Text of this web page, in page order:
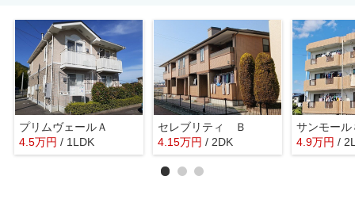
プリムヴェールＡ
4.5万円 / 1LDK
セレブリティ Ｂ
4.15万円 / 2DK
サンモール
4.9万円 /